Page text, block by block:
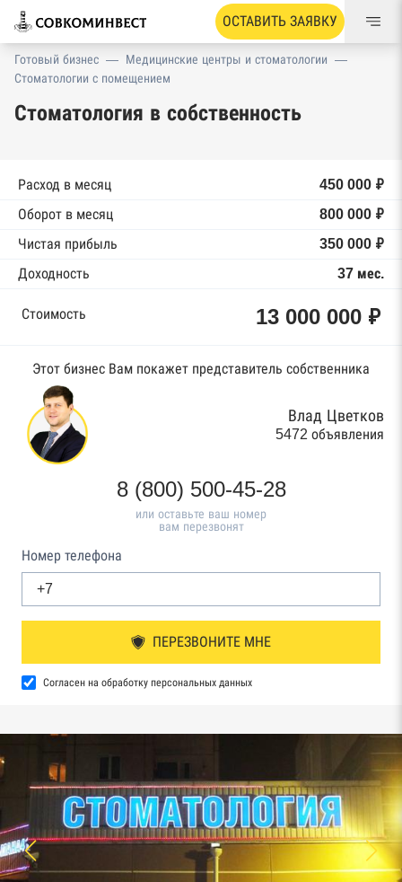
ОСТАВИТЬ ЗАЯВКУ
Готовый бизнес — Медицинские центры и стоматологии —
Стоматологии с помещением
Стоматология в собственность
Расход в месяц
450 000 ₽
Оборот в месяц
800 000 ₽
Чистая прибыль
350 000 ₽
Доходность
37 мес.
Стоимость 13 000 000 ₽
Этот бизнес Вам покажет представитель собственника
Влад Цветков
5472 объявления
8 (800) 500-45-28
или оставьте ваш номер
вам перезвонят
Номер телефона
ПЕРЕЗВОНИТЕ МНЕ
Согласен на обработку персональных данных